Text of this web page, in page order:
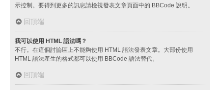
示控制。要得到更多的訊息請檢視發表文章頁面中的 BBCode 說明。
回頂端
我可以使用 HTML 語法嗎？
不行。在這個討論區上不能夠使用 HTML 語法發表文章。大部份使用
HTML 語法產生的格式都可以使用 BBCode 語法替代。
回頂端